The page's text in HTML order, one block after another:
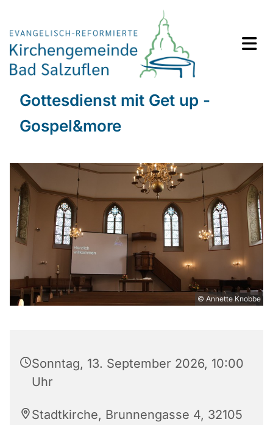
Gottesdienst mit Get up -
Gospel&more
© Annette Knobbe
Sonntag, 13. September 2026, 10:00
Uhr
Stadtkirche, Brunnengasse 4, 32105